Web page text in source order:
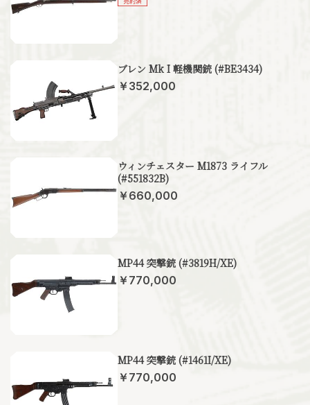
ブレン Mk I 軽機関銃 (#BE3434)
￥352,000
ウィンチェスター M1873 ライフル
(#551832B)
￥660,000
MP44 突撃銃 (#3819H/XE)
￥770,000
MP44 突撃銃 (#1461I/XE)
￥770,000